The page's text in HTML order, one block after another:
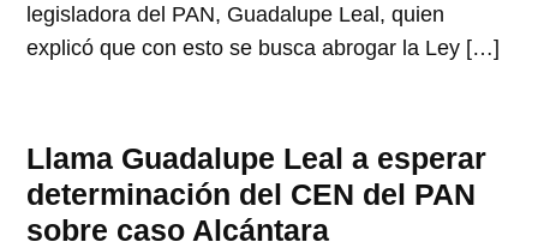
legisladora del PAN, Guadalupe Leal, quien
explicó que con esto se busca abrogar la Ley […]
Llama Guadalupe Leal a esperar
determinación del CEN del PAN
sobre caso Alcántara